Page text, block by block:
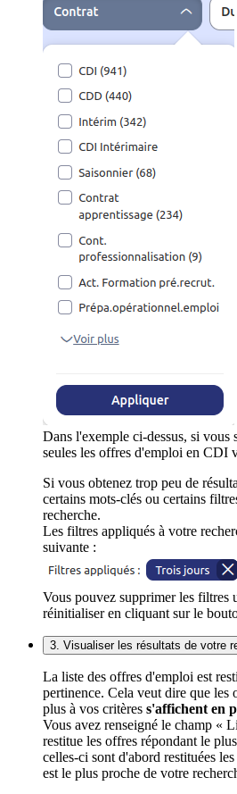
Dans l'exemple ci-dessus, si
seules les offres d'emploi en CDI
Si vous obtenez trop peu de
certains mots-clés ou certains
recherche.
Les filtres appliqués à votre
suivante :
Vous pouvez supprimer les filtres
réinitialiser en cliquant sur le
3. Visualiser les résultats de votre
La liste des offres d'emploi est
pertinence. Cela veut dire que les
plus à vos critères s'affichent en
Vous avez renseigné le champ «
restitue les offres répondant le
celles-ci sont d'abord restituées
est le plus proche de votre